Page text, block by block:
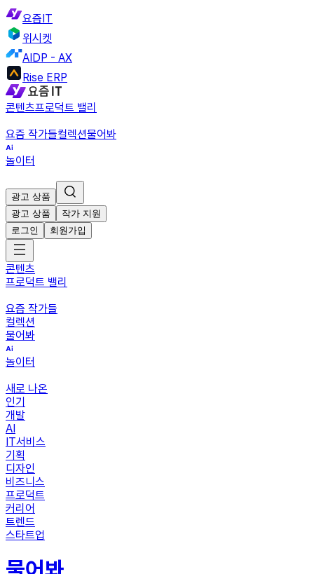
요즘IT
위시켓
AIDP - AX
Rise ERP
콘텐츠프로덕트 밸리
요즘 작가들컬렉션물어봐
놀이터
광고 상품
광고 상품
작가 지원
로그인
회원가입
콘텐츠
프로덕트 밸리
요즘 작가들
컬렉션
물어봐
놀이터
새로 나온
인기
개발
AI
IT서비스
기획
디자인
비즈니스
프로덕트
커리어
트렌드
스타트업